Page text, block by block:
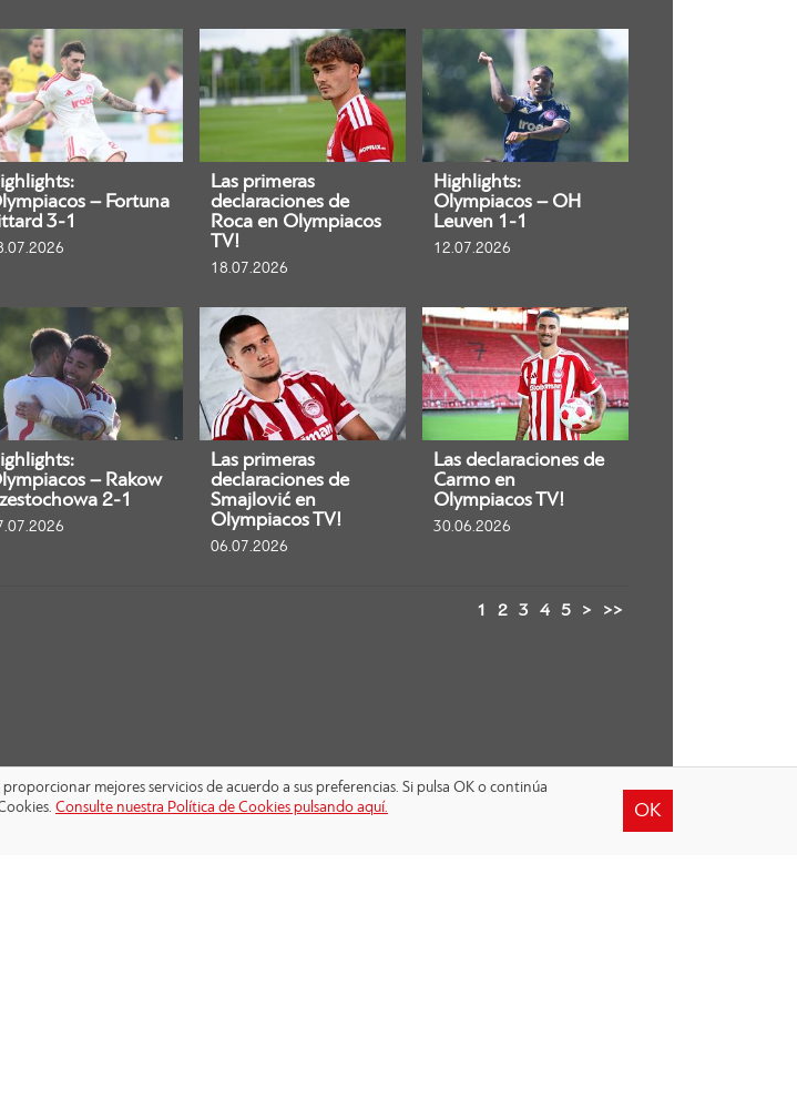
– Fortuna
3-1
Las primeras
declaraciones de
Roca en Olympiacos
TV!
18.07.2026
Highlights:
Olympiacos – OH
Leuven 1-1
12.07.2026
– Rakow
2-1
Las primeras
declaraciones de
Smajlović en
Olympiacos TV!
06.07.2026
Las declaraciones de
Carmo en
Olympiacos TV!
30.06.2026
1 2 3 4 5 > >>
mejores servicios de acuerdo a sus preferencias. Si pulsa OK o continúa
Consulte nuestra Política de Cookies pulsando aquí. OK